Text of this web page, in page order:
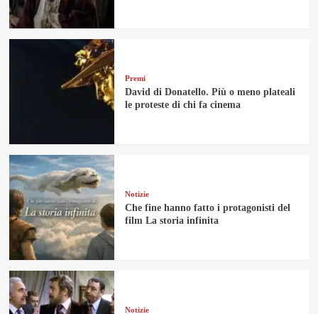
Premi
David di Donatello. Più o meno plateali
le proteste di chi fa cinema
Notizie
Che fine hanno fatto i protagonisti del
film La storia infinita
Notizie